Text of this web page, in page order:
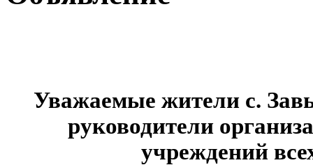
Уважаемые жители с.
руководители
учреждений